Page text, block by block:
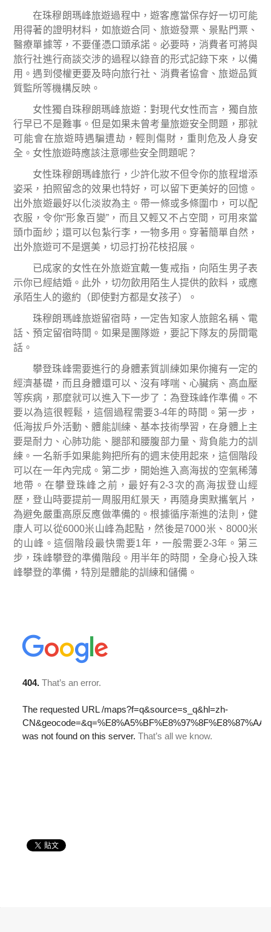
在珠穆朗瑪峰旅遊過程中，遊客應當保存好一切可能
用得著的證明材料，如旅遊合同、旅遊發票、景點門票、
醫療單據等，不要僅憑口頭承諾。必要時，消費者可將與
旅行社進行商談交涉的過程以錄音的形式記錄下來，以備
用。遇到侵權更要及時向旅行社、消費者協會、旅遊品質
質監所等機構反映。
女性獨自珠穆朗瑪峰旅遊 ：對現代女性而言，獨自旅
行早已不是難事。但是如果未曾考量旅遊安全問題，那就
可能會在旅遊時遇騙遭劫，輕則傷財，重則危及人身安
全。女性旅遊時應該注意哪些安全問題呢？
女性珠穆朗瑪峰旅行，少許化妝不但令你的旅程增添
姿采，拍照留念的效果也特好，可以留下更美好的回憶。
出外旅遊最好以化淡妝為主。帶一條或多條圍巾，可以配
衣服，令你“形象百變” ，而且又輕又不占空間，可用來當
頭巾面紗；還可以包紮行李，一物多用。穿著簡單自然，
出外旅遊可不是選美，切忌打扮花枝招展。
已成家的女性在外旅遊宜戴一隻戒指，向陌生男子表
示你已經結婚。此外，切勿飲用陌生人提供的飲料，或應
承陌生人的邀約（即使對方都是女孩子）。
珠穆朗瑪峰旅遊留宿時，一定告知家人旅館名稱、電
話、預定留宿時間。如果是團隊遊，要記下隊友的房間電
話。
攀登珠峰需要進行的身體素質訓練如果你擁有一定的
經濟基礎，而且身體還可以、沒有哮喘、心臟病、高血壓
等疾病，那麼就可以進入下一步了：為登珠峰作準備。不
要以為這很輕鬆，這個過程需要3-4年的時間。 第一步，
低海拔戶外活動、體能訓練、基本技術學習，在身體上主
要是耐力、心肺功能、腿部和腰腹部力量、背負能力的訓
練。一名新手如果能夠把所有的週末使用起來，這個階段
可以在一年內完成。 第二步，開始進入高海拔的空氣稀薄
地帶。在攀登珠峰之前，最好有2-3次的高海拔登山經
歷，登山時要提前一周服用紅景天，再隨身奧默攜氧片，
為避免嚴重高原反應做準備的。根據循序漸進的法則，健
康人可以從6000米山峰為起點，然後是7000米、 8000米
的山峰。這個階段最快需要1年，一般需要2-3年。 第三
步，珠峰攀登的準備階段。用半年的時間，全身心投入珠
峰攀登的準備，特別是體能的訓練和儲備。